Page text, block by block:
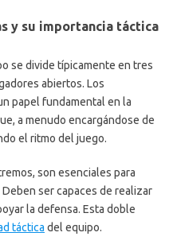
y su importancia táctica
se divide típicamente en tres
abiertos. Los
papel fundamental en la
a menudo encargándose de
el ritmo del juego.
son esenciales para
ser capaces de realizar
la defensa. Esta doble
táctica del equipo.